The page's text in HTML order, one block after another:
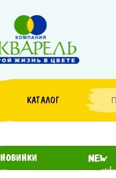
КАТАЛОГ
НОВИНКИ